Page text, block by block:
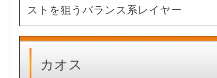
ストを狙うバランス系レイヤー
カオス